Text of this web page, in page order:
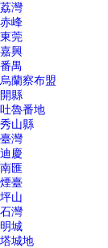
荔灣
赤峰
東莞
嘉興
番禺
烏蘭察布盟
開縣
吐魯番地
秀山縣
臺灣
迪慶
南匯
煙臺
坪山
石灣
明城
塔城地